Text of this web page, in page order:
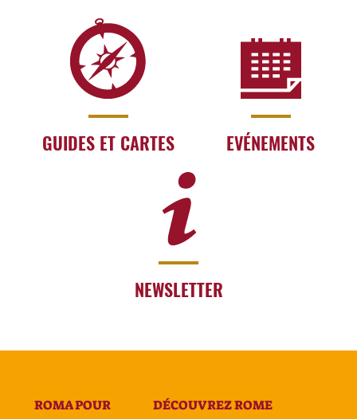
GUIDES ET CARTES EVÉNEMENTS
NEWSLETTER
ROMA POUR DÉCOUVREZ ROME